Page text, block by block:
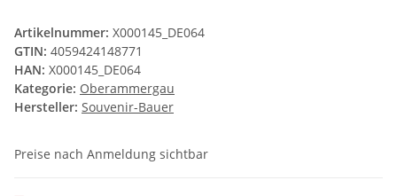
Artikelnummer: X000145_DE064
GTIN: 4059424148771
HAN: X000145_DE064
Kategorie: Oberammergau
Hersteller: Souvenir-Bauer
Preise nach Anmeldung sichtbar